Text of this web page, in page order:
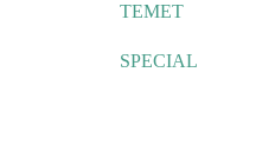
TEMET
SPECIAL